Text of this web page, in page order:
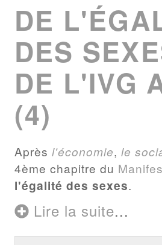
DE
DES
DE L'IVG
(4)
Après l'économie, le
4ème chapitre du
l'égalité des sexes.
Lire la suite...